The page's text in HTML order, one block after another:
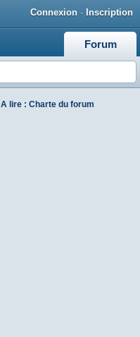
Connexion · Inscription
Forum
A lire : Charte du forum